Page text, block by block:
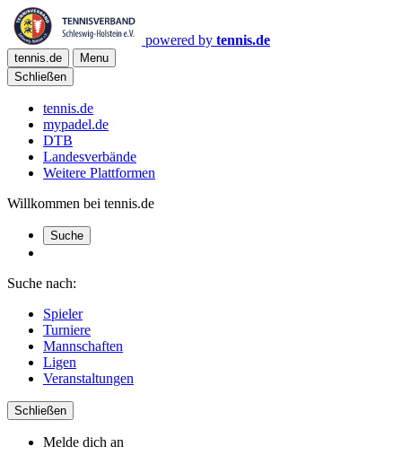
powered by tennis.de
tennis.de
Menu
Schließen
tennis.de
mypadel.de
DTB
Landesverbände
Weitere Plattformen
Willkommen bei tennis.de
Suche
Suche nach:
Spieler
Turniere
Mannschaften
Ligen
Veranstaltungen
Schließen
Melde dich an